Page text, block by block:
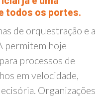
todos os portes.
de orquestração e a
permitem hoje
processos de
em velocidade,
Organizações